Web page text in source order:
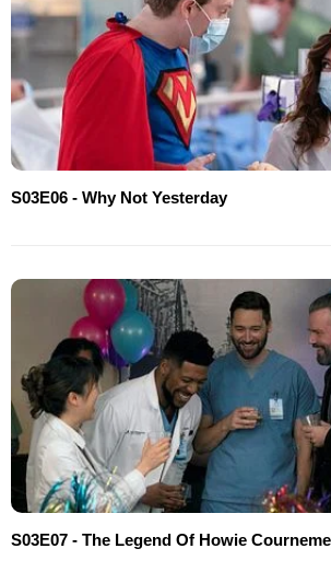
S03E06 - Why Not Yesterday
S03E07 - The Legend Of Howie